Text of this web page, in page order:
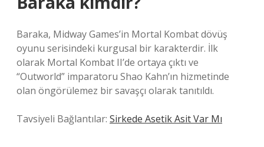
Baraka, Midway Games’in Mortal Kombat dövüş
oyunu serisindeki kurgusal bir karakterdir. İlk
olarak Mortal Kombat II’de ortaya çıktı ve
“Outworld” imparatoru Shao Kahn’ın hizmetinde
olan öngörülemez bir savaşçı olarak tanıtıldı.
Tavsiyeli Bağlantılar: Sirkede Asetik Asit Var Mı